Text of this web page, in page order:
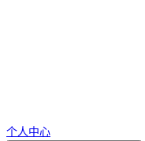
个人中心